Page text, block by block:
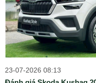
23-07-2026 08:13